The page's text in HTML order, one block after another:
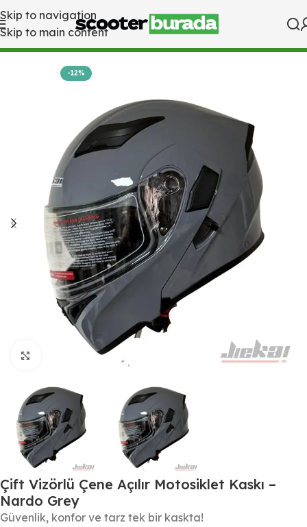
Skip to navigation
Skip to main content
Ana Sayfa Tüm Ürünler
-12%
Büyütmek için tıklayın
Çift Vizörlü Çene Açılır Motosiklet Kaskı –
Nardo Grey
Güvenlik, konfor ve tarz tek bir kaskta!